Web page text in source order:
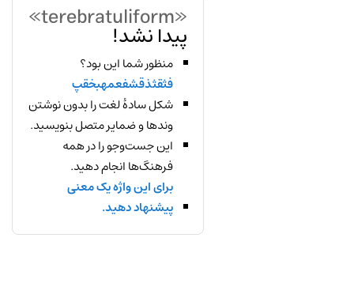
«terebratuliform»
پیدا نشد!
منظور شما این بود؟
فثقثذقشفعمهبخقپ
شکل سادهٔ لغت را بدون نوشتن
وندها و ضمایر متصل بنویسید.
این جست‌وجو را در همه
فرهنگ‌ها انجام دهید.
برای این واژه یک معنی
پیشنهاد دهید.